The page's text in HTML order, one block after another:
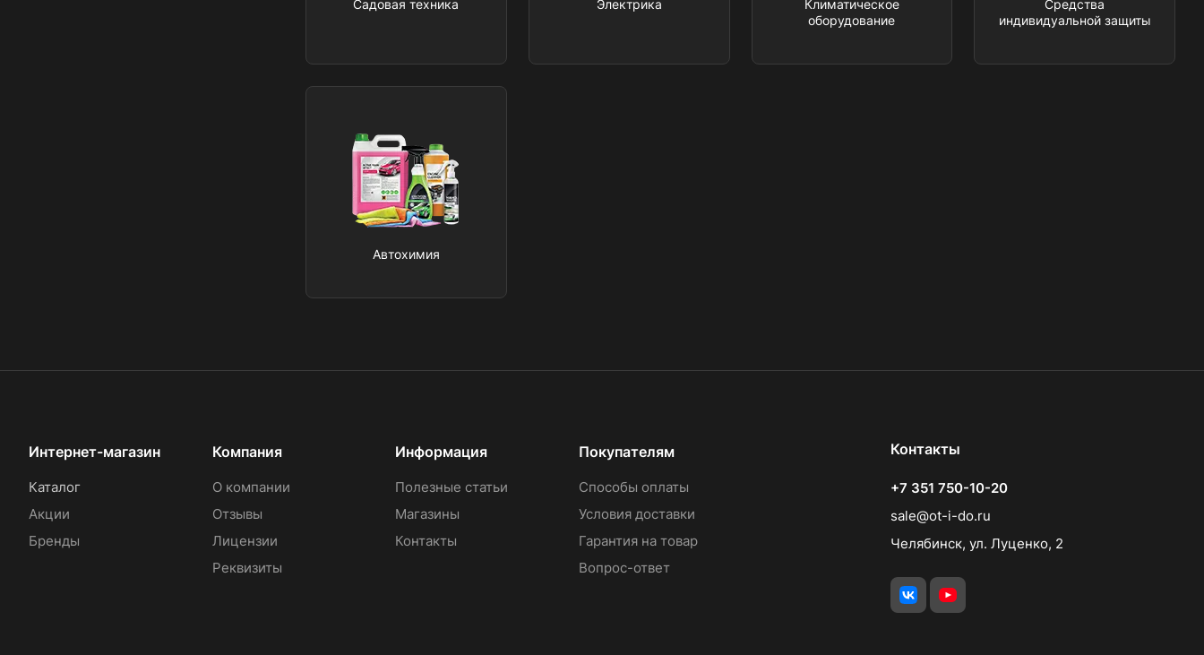
Садовая техника Электрика
Климатическое
оборудование
Средства
индивидуальной защиты
Автохимия
Интернет-магазин
Каталог
Акции
Бренды
Компания
О компании
Отзывы
Лицензии
Реквизиты
Информация
Полезные статьи
Магазины
Контакты
Покупателям
Способы оплаты
Условия доставки
Гарантия на товар
Вопрос-ответ
Контакты
+7 351 750-10-20
sale@ot-i-do.ru
Челябинск, ул. Луценко, 2